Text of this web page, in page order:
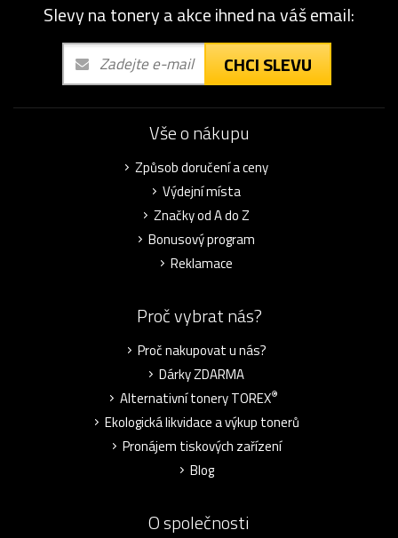
Slevy na tonery a akce ihned na váš email:
CHCI SLEVU
Vše o nákupu
Způsob doručení a ceny
Výdejní místa
Značky od A do Z
Bonusový program
Reklamace
Proč vybrat nás?
Proč nakupovat u nás?
Dárky ZDARMA
Alternativní tonery TOREX®
Ekologická likvidace a výkup tonerů
Pronájem tiskových zařízení
Blog
O společnosti